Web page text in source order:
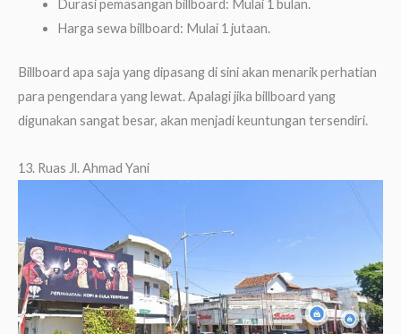
Durasi pemasangan billboard: Mulai 1 bulan.
Harga sewa billboard: Mulai 1 jutaan.
Billboard apa saja yang dipasang di sini akan menarik perhatian
para pengendara yang lewat. Apalagi jika billboard yang
digunakan sangat besar, akan menjadi keuntungan tersendiri.
13. Ruas Jl. Ahmad Yani